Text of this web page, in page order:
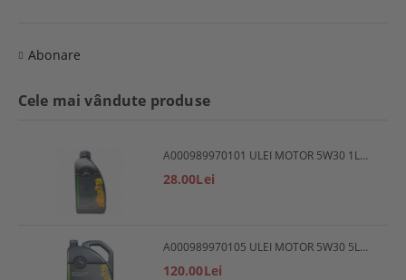
Abonare
Cele mai vândute produse
A000989970101 ULEI MOTOR 5W30 1L MERCEDES
28.00Lei
A000989970105 ULEI MOTOR 5W30 5L MERCEDES
120.00Lei